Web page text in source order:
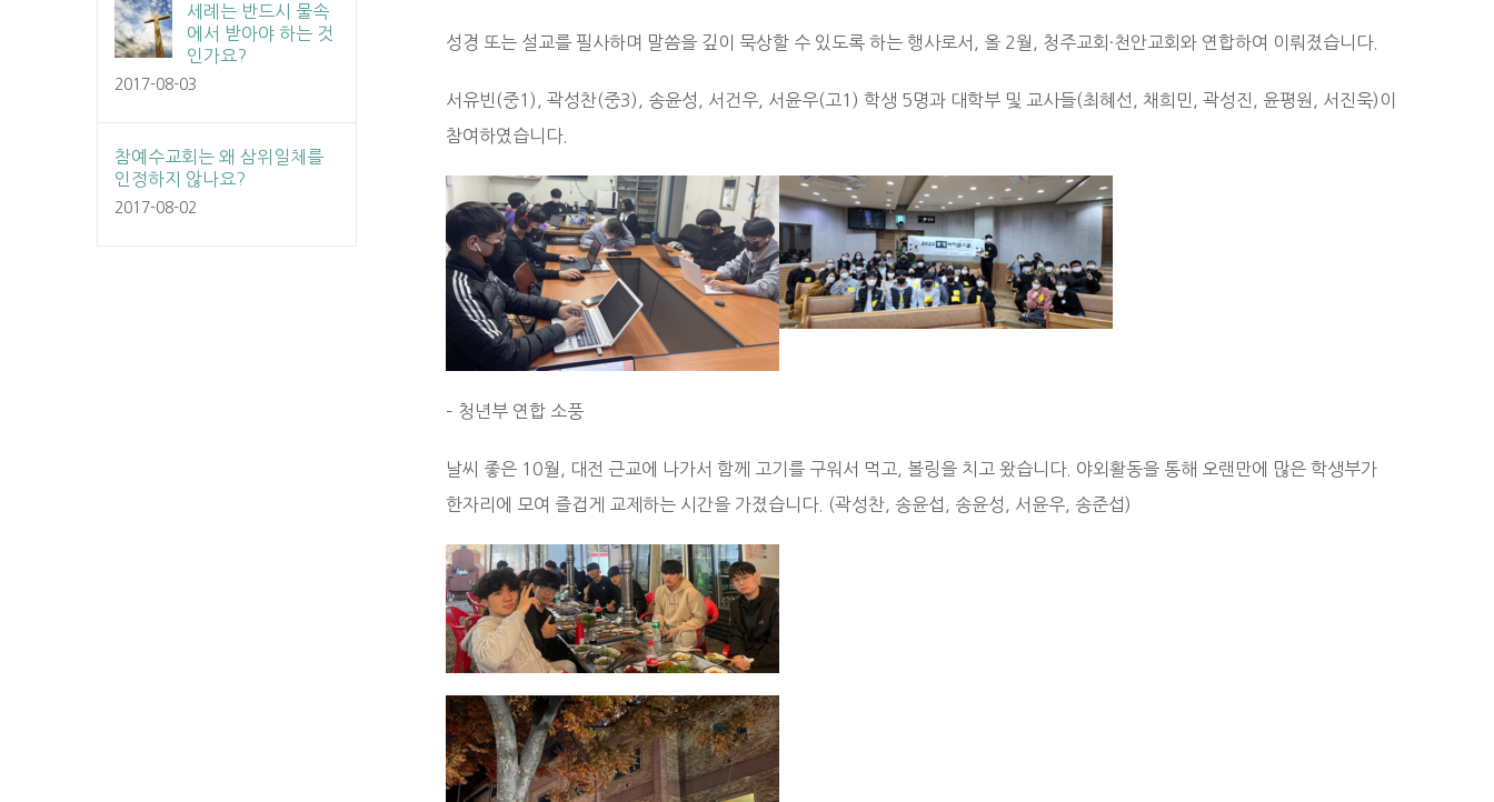
성경 또는 설교를 필사하며 말씀을 깊이 묵상할 수 있도록 하는 행사로서, 올 2월, 청주교회·천안교회와 연합하여 이뤄졌습니다.
서유빈(중1), 곽성찬(중3), 송윤성, 서건우, 서윤우(고1) 학생 5명과 대학부 및 교사들(최혜선, 채희민, 곽성진, 윤평원, 서진욱)이
참여하였습니다.
– 청년부 연합 소풍
날씨 좋은 10월, 대전 근교에 나가서 함께 고기를 구워서 먹고, 볼링을 치고 왔습니다. 야외활동을 통해 오랜만에 많은 학생부가
한자리에 모여 즐겁게 교제하는 시간을 가졌습니다. (곽성찬, 송윤섭, 송윤성, 서윤우, 송준섭)
세례는 반드시 물속
에서 받아야 하는 것
인가요?
2017-08-03
참예수교회는 왜 삼위일체를
인정하지 않나요?
2017-08-02